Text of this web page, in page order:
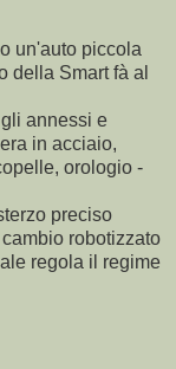
un'auto piccola
della Smart fà al
annessi e
in acciaio,
orologio -
preciso
robotizzato
regola il regime